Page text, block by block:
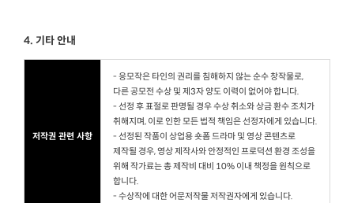
4. 기타 안내
저작권 관련 사항
- 응모작은 타인의 권리를 침해하지 않는 순수 창작물로,
다른 공모전 수상 및 제3자 양도 이력이 없어야 합니다.
- 선정 후 표절로 판명될 경우 수상 취소와 상금 환수 조치가
취해지며, 이로 인한 모든 법적 책임은 선정자에게 있습니다.
- 선정된 작품이 상업용 숏폼 드라마 및 영상 콘텐츠로
제작될 경우, 영상 제작사와 안정적인 프로덕션 환경 조성을
위해 작가료는 총 제작비 대비 10% 이내 책정을 원칙으로
합니다.
- 수상작에 대한 어문저작물 저작권자에게 있습니다.